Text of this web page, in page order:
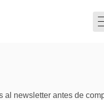
newsletter antes de